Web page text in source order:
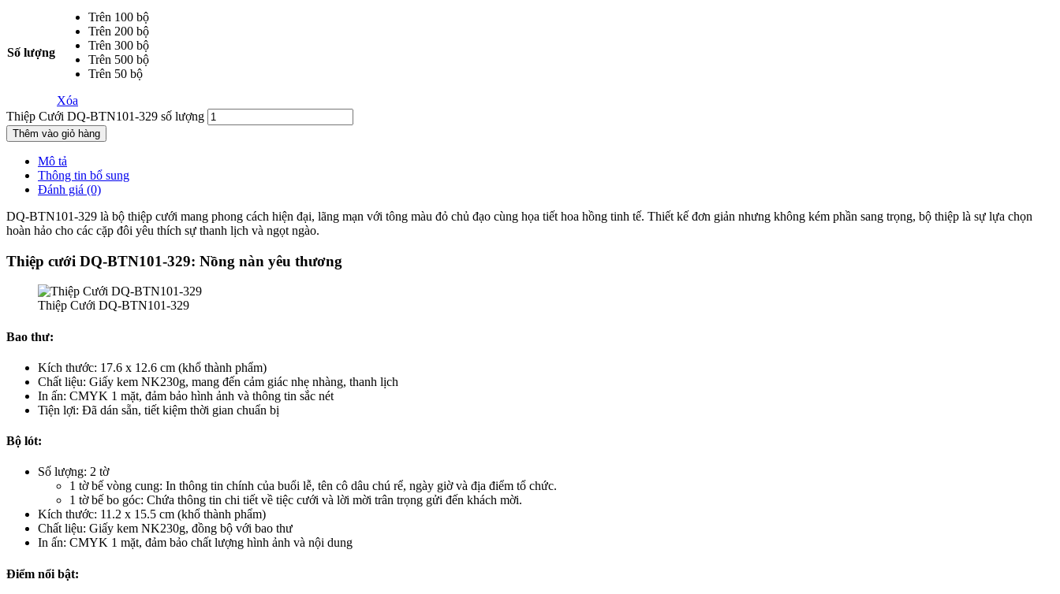
Số lượng
Trên 100 bộ
Trên 200 bộ
Trên 300 bộ
Trên 500 bộ
Trên 50 bộ
Xóa
Thiệp Cưới DQ-BTN101-329 số lượng
Thêm vào giỏ hàng
Mô tả
Thông tin bổ sung
Đánh giá (0)
DQ-BTN101-329 là bộ thiệp cưới mang phong cách hiện đại, lãng mạn với tông màu đỏ chủ đạo cùng họa tiết hoa hồng tinh tế. Thiết kế đơn giản nhưng không kém phần sang trọng, bộ thiệp là sự lựa chọn
hoàn hảo cho các cặp đôi yêu thích sự thanh lịch và ngọt ngào.
Thiệp cưới DQ-BTN101-329: Nồng nàn yêu thương
Thiệp Cưới DQ-BTN101-329
Bao thư:
Kích thước: 17.6 x 12.6 cm (khổ thành phẩm)
Chất liệu: Giấy kem NK230g, mang đến cảm giác nhẹ nhàng, thanh lịch
In ấn: CMYK 1 mặt, đảm bảo hình ảnh và thông tin sắc nét
Tiện lợi: Đã dán sẵn, tiết kiệm thời gian chuẩn bị
Bộ lót:
Số lượng: 2 tờ
1 tờ bế vòng cung: In thông tin chính của buổi lễ, tên cô dâu chú rể, ngày giờ và địa điểm tổ chức.
1 tờ bế bo góc: Chứa thông tin chi tiết về tiệc cưới và lời mời trân trọng gửi đến khách mời.
Kích thước: 11.2 x 15.5 cm (khổ thành phẩm)
Chất liệu: Giấy kem NK230g, đồng bộ với bao thư
In ấn: CMYK 1 mặt, đảm bảo chất lượng hình ảnh và nội dung
Điểm nổi bật: